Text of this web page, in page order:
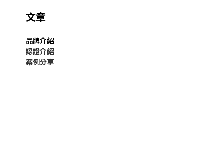
文章
品牌介紹
認證介紹
案例分享